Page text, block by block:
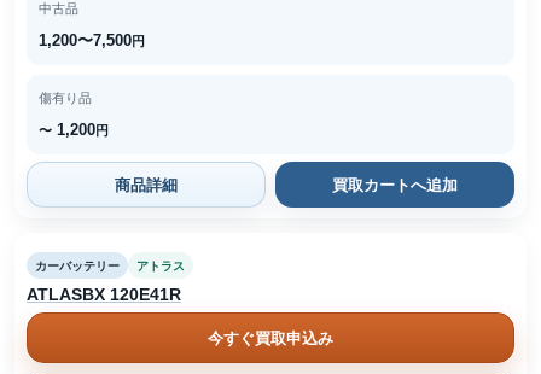
中古品
1,200〜7,500円
傷有り品
〜 1,200円
商品詳細 買取カートへ追加
カーバッテリー アトラス
ATLASBX 120E41R
今すぐ買取申込み